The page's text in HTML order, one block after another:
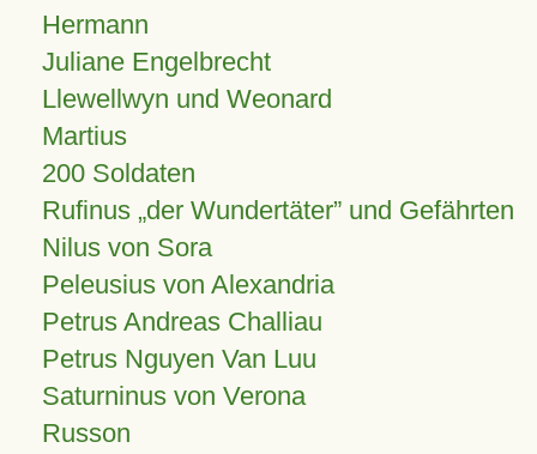
Hermann
Juliane Engelbrecht
Llewellwyn und Weonard
Martius
200 Soldaten
Rufinus „der Wundertäter” und Gefährten
Nilus von Sora
Peleusius von Alexandria
Petrus Andreas Challiau
Petrus Nguyen Van Luu
Saturninus von Verona
Russon